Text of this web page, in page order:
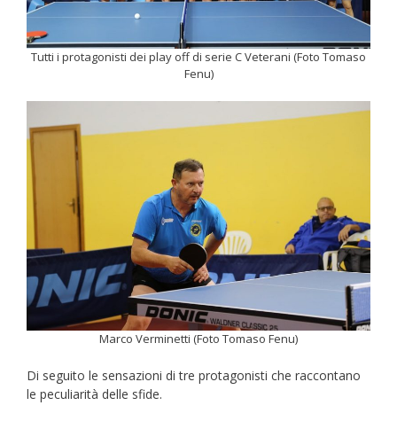
Tutti i protagonisti dei play off di serie C Veterani (Foto Tomaso
Fenu)
Marco Verminetti (Foto Tomaso Fenu)
Di seguito le sensazioni di tre protagonisti che raccontano
le peculiarità delle sfide.